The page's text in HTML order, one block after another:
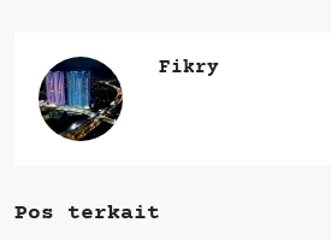
Fikry
Pos terkait